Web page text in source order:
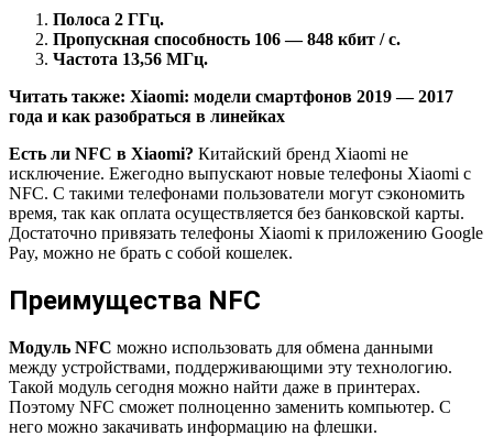
Полоса 2 ГГц.
Пропускная способность 106 — 848 кбит / с.
Частота 13,56 МГц.
Читать также: Xiaomi: модели смартфонов 2019 — 2017
года и как разобраться в линейках
Есть ли NFC в Xiaomi? Китайский бренд Xiaomi не
исключение. Ежегодно выпускают новые телефоны Xiaomi с
NFC. С такими телефонами пользователи могут сэкономить
время, так как оплата осуществляется без банковской карты.
Достаточно привязать телефоны Xiaomi к приложению Google
Pay, можно не брать с собой кошелек.
Преимущества NFC
Модуль NFC можно использовать для обмена данными
между устройствами, поддерживающими эту технологию.
Такой модуль сегодня можно найти даже в принтерах.
Поэтому NFC сможет полноценно заменить компьютер. С
него можно закачивать информацию на флешки.